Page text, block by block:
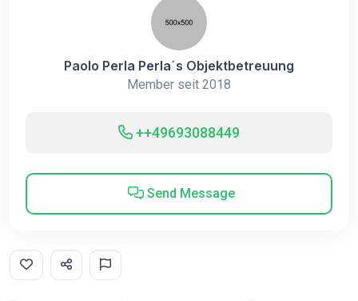
Paolo Perla Perla´s Objektbetreuung
Member seit 2018
++49693088449
Send Message